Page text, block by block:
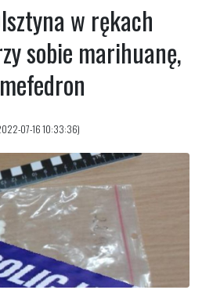
w rękach
sobie marihuanę,
07-16 10:33:36)